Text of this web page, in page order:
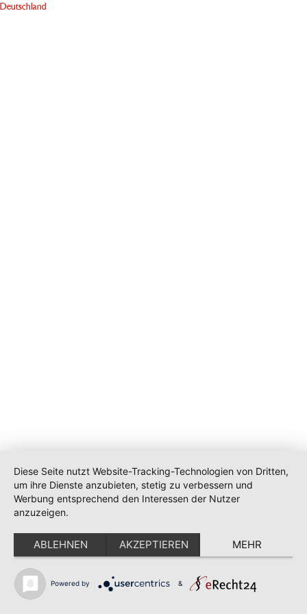
Deutschland
Diese Seite nutzt Website-Tracking-Technologien von Dritten,
um ihre Dienste anzubieten, stetig zu verbessern und
Werbung entsprechend den Interessen der Nutzer
anzuzeigen.
ABLEHNEN AKZEPTIEREN MEHR
Powered by &